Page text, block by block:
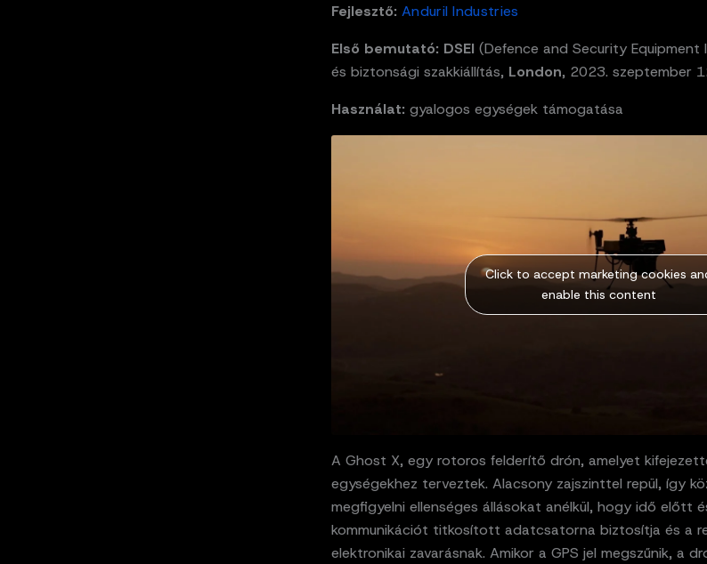
Fejlesztő: Anduril Industries
Első bemutató: DSEI (Defence and Security Equipment
és biztonsági szakkiállítás, London, 2023. szeptember
Használat: gyalogos egységek támogatása
Click to accept marketing cookies
enable this content
A Ghost X, egy rotoros felderítő drón, amelyet
egységekhez terveztek. Alacsony zajszinttel repül, így
megfigyelni ellenséges állásokat anélkül, hogy idő előtt
kommunikációt titkosított adatcsatorna biztosítja és a
elektronikai zavarásnak. Amikor a GPS jel megszűnik, a